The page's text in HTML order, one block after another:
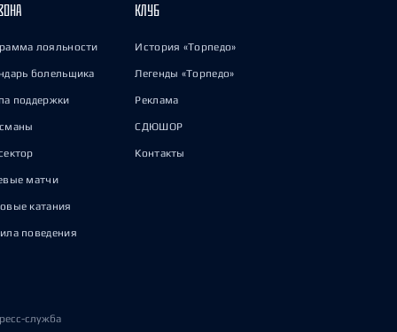
лояльности
болельщика
поддержки
матчи
катания
поведения
КЛУБ
История «Торпедо»
Легенды «Торпедо»
Реклама
СДЮШОР
Контакты
служба